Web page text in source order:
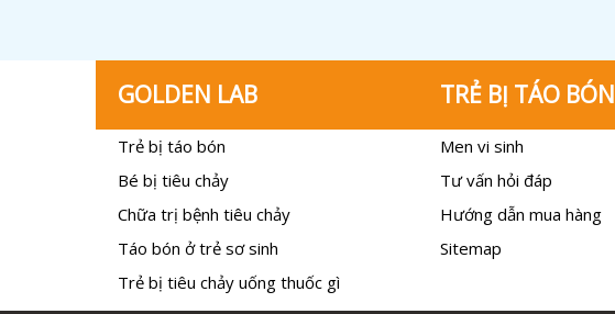
GOLDEN LAB
Trẻ bị táo bón
Bé bị tiêu chảy
Chữa trị bệnh tiêu chảy
Táo bón ở trẻ sơ sinh
Trẻ bị tiêu chảy uống thuốc gì
TRẺ BỊ TÁO BÓN
Men vi sinh
Tư vấn hỏi đáp
Hướng dẫn mua hàng
Sitemap